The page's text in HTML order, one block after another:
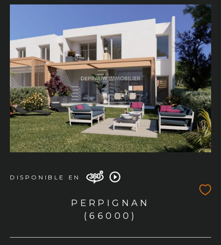
DISPONIBLE EN
PERPIGNAN
(66000)